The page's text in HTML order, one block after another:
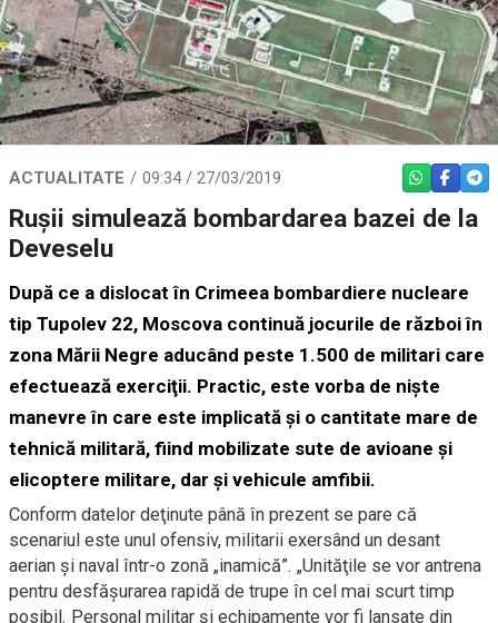
ACTUALITATE 09:34 / 27/03/2019 WHATSAPP
Ruşii simulează bombardarea bazei de la
Deveselu
După ce a dislocat în Crimeea bombardiere nucleare
tip Tupolev 22, Moscova continuă jocurile de război în
zona Mării Negre aducând peste 1.500 de militari care
efectuează exerciţii. Practic, este vorba de nişte
manevre în care este implicată şi o cantitate mare de
tehnică militară, fiind mobilizate sute de avioane şi
elicoptere militare, dar şi vehicule amfibii.
Conform datelor deţinute până în prezent se pare că
scenariul este unul ofensiv, militarii exersând un desant
aerian şi naval într-o zonă „inamică”. „Unităţile se vor antrena
pentru desfăşurarea rapidă de trupe în cel mai scurt timp
posibil. Personal militar şi echipamente vor fi lansate din